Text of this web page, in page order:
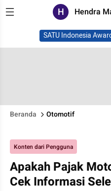
H Hendra
SATU Indonesia
Beranda Otomotif
Konten dari Pengguna
Apakah Pajak
Cek Informasi